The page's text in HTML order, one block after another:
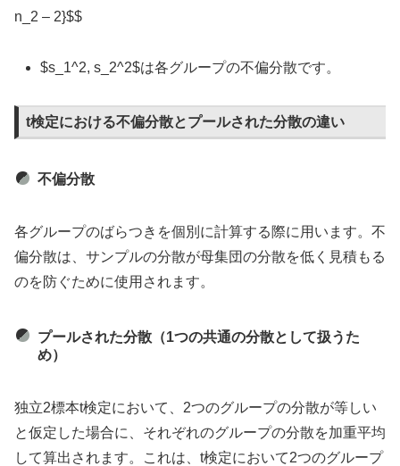
n_2 – 2}$$
$s_1^2, s_2^2$は各グループの不偏分散です。
t検定における不偏分散とプールされた分散の違い
不偏分散
各グループのばらつきを個別に計算する際に用います。不
偏分散は、サンプルの分散が母集団の分散を低く見積もる
のを防ぐために使用されます。
プールされた分散（1つの共通の分散として扱うた
め）
独立2標本t検定において、2つのグループの分散が等しい
と仮定した場合に、それぞれのグループの分散を加重平均
して算出されます。これは、t検定において2つのグループ